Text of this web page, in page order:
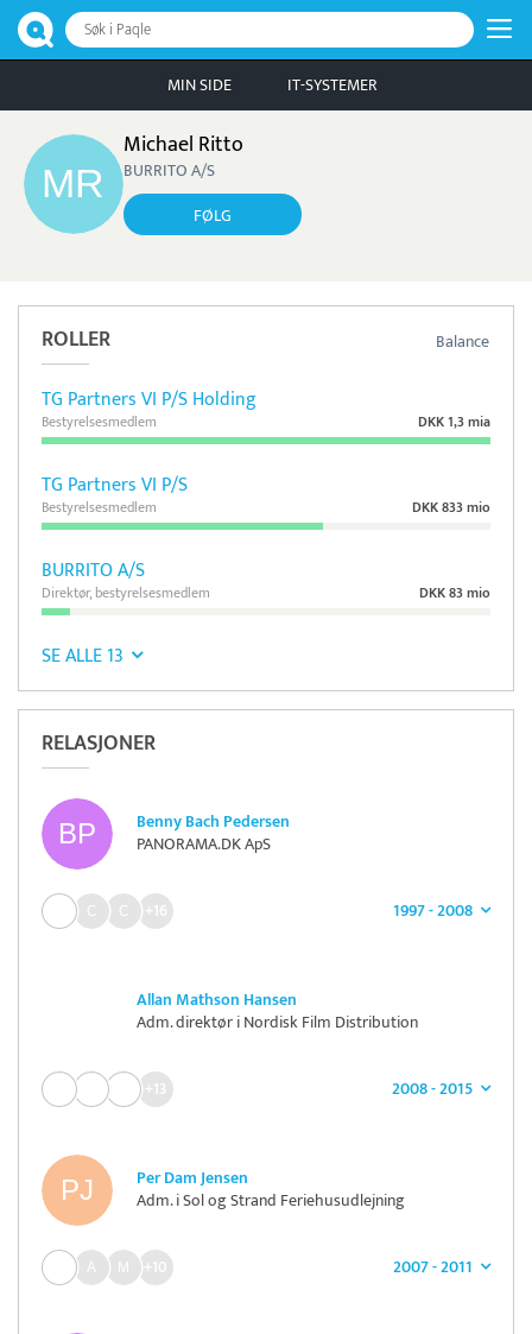
Søk i Paqle
MIN SIDE IT-SYSTEMER
Michael Ritto
BURRITO A/S
FØLG
Balance
ROLLER
TG Partners VI P/S Holding
DKK 1,3 mia
Bestyrelsesmedlem
TG Partners VI P/S
DKK 833 mio
Bestyrelsesmedlem
BURRITO A/S
DKK 83 mio
Direktør, bestyrelsesmedlem
SE ALLE 13
RELASJONER
Benny Bach Pedersen
PANORAMA.DK ApS
1997 - 2008
+16
Allan Mathson Hansen
Adm. direktør i Nordisk Film Distribution
2008 - 2015
+13
Per Dam Jensen
Adm. i Sol og Strand Feriehusudlejning
2007 - 2011
+10